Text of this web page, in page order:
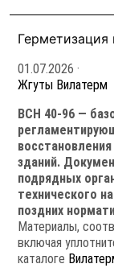
01.07.2026 ·
Жгуты Вилатерм
ВСН 40-96 —
зданий.
подрядных
технического
поздних
Материалы,
включая
каталоге